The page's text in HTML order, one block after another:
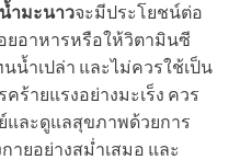
น้ำมะนาวจะมีประโยชน์ต่อ
ยอาหารหรือให้วิตามินซี
ำเปล่า และไม่ควรใช้เป็น
ร้ายแรงอย่างมะเร็ง ควร
ละดูแลสุขภาพด้วยการ
ายอย่างสม่ำเสมอ และ